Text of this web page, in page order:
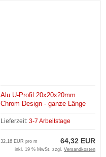
Alu U-Profil 20x20x20mm
Chrom Design - ganze Länge
Lieferzeit: 3-7 Arbeitstage
64,32 EUR
32,16 EUR pro m
inkl. 19 % MwSt. zzgl. Versandkosten